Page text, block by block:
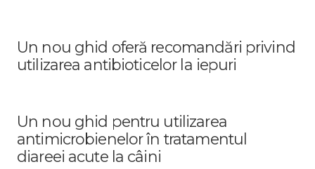
Un nou ghid oferă recomandări privind
utilizarea antibioticelor la iepuri
Un nou ghid pentru utilizarea
antimicrobienelor în tratamentul
diareei acute la câini